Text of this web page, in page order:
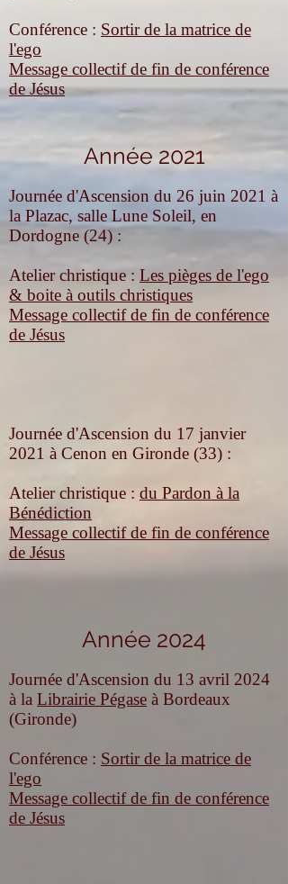
Conférence : Sortir de la matrice de
l'ego
Message collectif de fin de conférence
de Jésus
Année 2021
Journée d'Ascension du 26 juin 2021 à
la Plazac, salle Lune Soleil, en
Dordogne (24) :
Atelier christique : Les pièges de l'ego
& boite à outils christiques
Message collectif de fin de conférence
de Jésus
Journée d'Ascension du 17 janvier
2021 à Cenon en Gironde (33) :
Atelier christique : du Pardon à la
Bénédiction
Message collectif de fin de conférence
de Jésus
Année 2024
Journée d'Ascension du 13 avril 2024
à la Librairie Pégase à Bordeaux
(Gironde)
Conférence : Sortir de la matrice de
l'ego
Message collectif de fin de conférence
de Jésus